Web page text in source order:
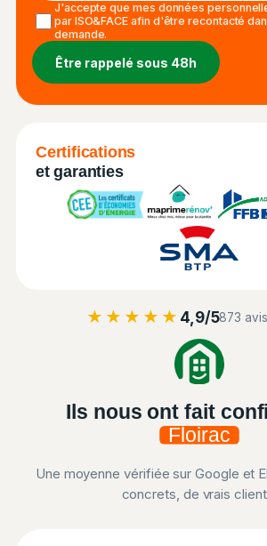
J'accepte que mes données
par ISO&FACE afin d'être recontacté
demande.
Certifications
et garanties
★★★★★ 4,9/5873
Ils nous ont fait
Floirac
Une moyenne vérifiée sur Google et
concrets, de vrais